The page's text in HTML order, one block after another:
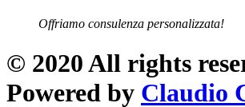
Offriamo consulenza personalizzata!
© 2020 All rights
Powered by Claudio